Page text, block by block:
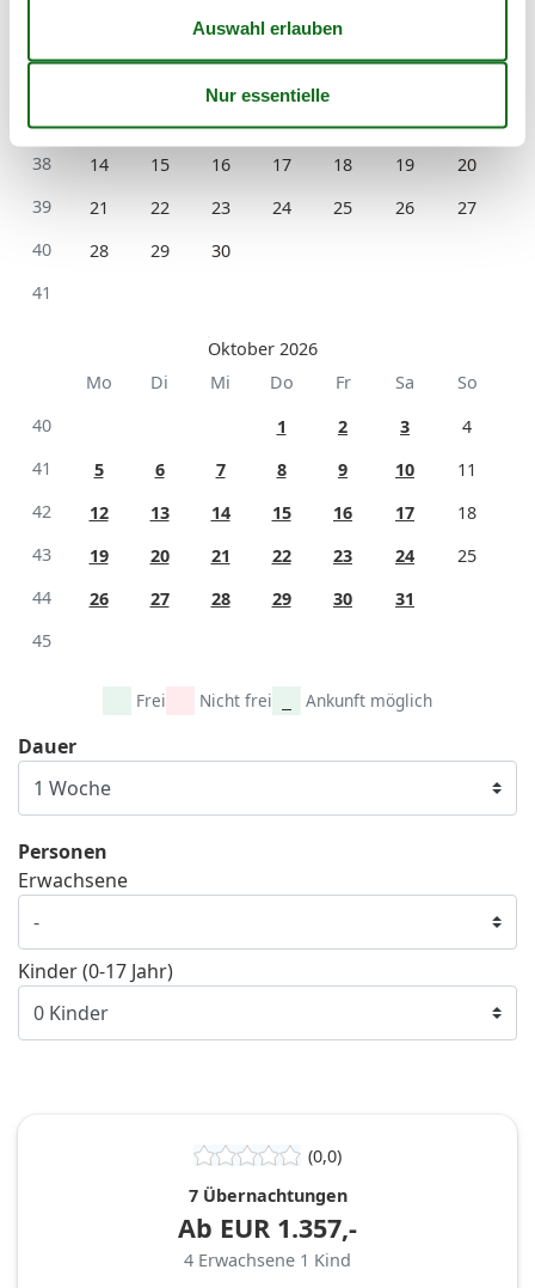
Mi Do Fr
37
7 8 9 10 11 12
13
38
14 15 16 17 18 19
20
39
21 22 23 24 25 26
27
40
28 29
30
41
Oktober 2026
Mo
Di Mi Do Fr Sa
So
40
1 2 3
4
41
5 6 7 8 9 10
11
42
12 13 14 15 16 17
18
43
19 20 21 22 23 24
25
44
26 27 28 29 30
31
45
Frei Nicht frei Ankunft möglich
Dauer
Personen
Erwachsene
Kinder (0-17 Jahr)
(0,0)
7 Übernachtungen
Ab EUR 1.357,-
4 Erwachsene 1 Kind